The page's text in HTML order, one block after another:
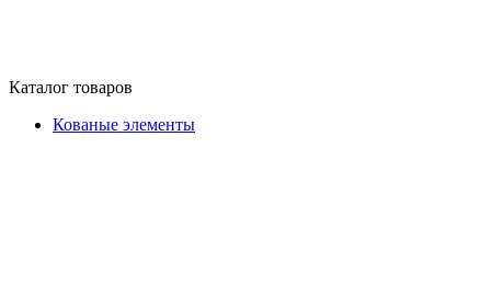
Каталог товаров
Кованые элементы